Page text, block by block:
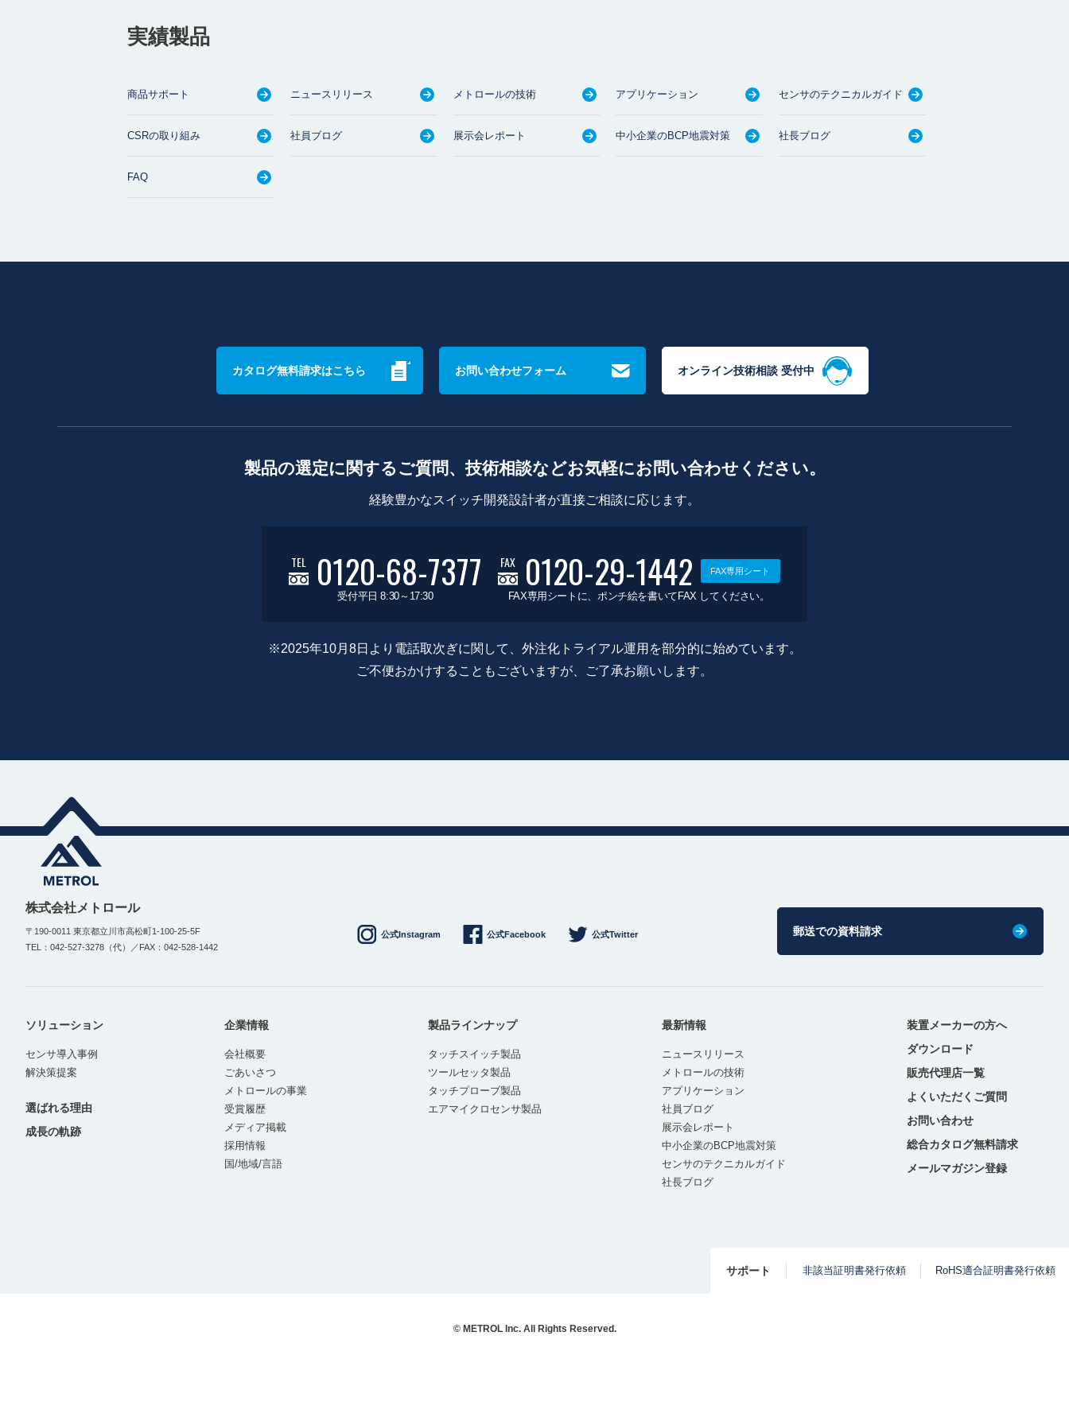
実績製品
商品サポート ニュースリリース メトロールの技術 アプリケーション センサのテクニカルガイド
CSRの取り組み 社員ブログ 展示会レポート 中小企業のBCP地震対策 社長ブログ
FAQ
カタログ無料請求はこちら お問い合わせフォーム オンライン技術相談 受付中
製品の選定に関するご質問、技術相談などお気軽にお問い合わせください。
経験豊かなスイッチ開発設計者が直接ご相談に応じます。
TEL 0120-68-7377
受付平日 8:30～17:30
FAX 0120-29-1442 FAX専用シート
FAX専用シートに、ポンチ絵を書いてFAX してください。
※2025年10月8日より電話取次ぎに関して、外注化トライアル運用を部分的に始めています。
ご不便おかけすることもございますが、ご了承お願いします。
株式会社メトロール
〒190-0011 東京都立川市高松町1-100-25-5F
TEL：042-527-3278（代）／FAX：042-528-1442
公式Instagram 公式Facebook 公式Twitter 郵送での資料請求
ソリューション
センサ導入事例
解決策提案
選ばれる理由
成長の軌跡
企業情報
会社概要
ごあいさつ
メトロールの事業
受賞履歴
メディア掲載
採用情報
国/地域/言語
製品ラインナップ
タッチスイッチ製品
ツールセッタ製品
タッチプローブ製品
エアマイクロセンサ製品
最新情報
ニュースリリース
メトロールの技術
アプリケーション
社員ブログ
展示会レポート
中小企業のBCP地震対策
センサのテクニカルガイド
社長ブログ
装置メーカーの方へ
ダウンロード
販売代理店一覧
よくいただくご質問
お問い合わせ
総合カタログ無料請求
メールマガジン登録
サポート 非該当証明書発行依頼 RoHS適合証明書発行依頼
© METROL Inc. All Rights Reserved.